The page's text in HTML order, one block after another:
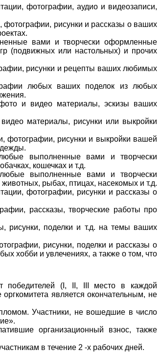
фотографии, аудио и видеозаписи,
рисунки и рассказы о ваших
вами и творчески оформленные
(подвижных или настольных) и прочих
рисунки и рецепты ваших любимых
любых ваших поделок из любых
и видео материалы, эскизы ваших
материалы, рисунки или выкройки
фотографии, рисунки и выкройки вашей
выполненные вами и творчески
кошечках и т.д.
выполненные вами и творчески
рыбах, птицах, насекомых и т.д.
фотографии, рисунки и рассказы о
рассказы, творческие работы про
рисунки, поделки и т.д. на темы ваших
рисунки, поделки и рассказы о
хобби и увлечениях, а также о том, что
победителей (I, II, III место в каждой
является окончательным, не
Участники, не вошедшие в число
организационный взнос, также
в течение 2 -х рабочих дней.